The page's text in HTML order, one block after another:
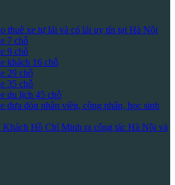
thuê xe tự lái và có lái uy tín tại Hà Nội
7 chỗ
9 chỗ
khách 16 chỗ
29 chỗ
35 chỗ
du lịch 45 chỗ
đưa đón nhân viên, công nhân, học sinh
Hồ Chí Minh ra công tác Hà Nội và